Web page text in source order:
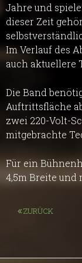
Jahre und
dieser Zeit
Im Verlauf des
auch aktuellere
Die Band
Auftrittsfläche
zwei 220-Volt-
mitgebrachte
Für ein
4,5m Breite und
ZURÜCK